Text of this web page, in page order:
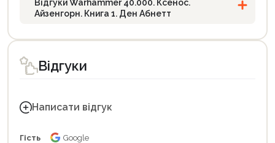
Відгуки Warhammer 40.000. Ксенос.
Айзенгорн. Книга 1. Ден Абнетт
Відгуки
Написати відгук
Гість Google